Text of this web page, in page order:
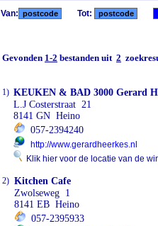
Van: Tot:
Gevonden 1-2 bestanden uit 2
1) KEUKEN & BAD 3000 Gerard
L.J Costerstraat 21
8141 GN Heino
057-2394240
http://www.gerardheerkes.nl
Klik hier voor de locatie van de
2) Kitchen Cafe
Zwolseweg 1
8141 EB Heino
057-2395933